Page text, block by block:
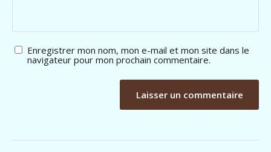
Enregistrer mon nom, mon e-mail et mon site dans le
navigateur pour mon prochain commentaire.
t